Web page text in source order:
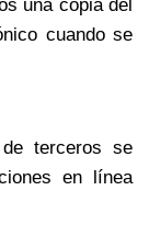
una copia del
cuando se
terceros se
en línea